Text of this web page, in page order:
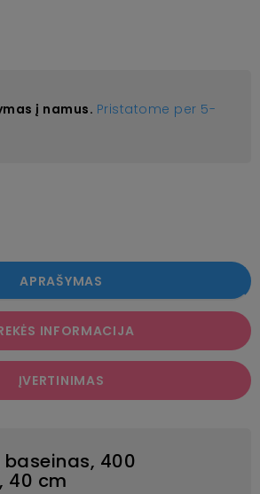
į namus. Pristatome per 5-
APRAŠYMAS
INFORMACIJA
ĮVERTINIMAS
400
40 cm